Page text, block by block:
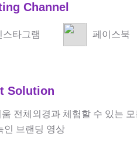
Channel
스타그램 페이스북
Solution
전체외경과 체험할 수 있는
인 브랜딩 영상